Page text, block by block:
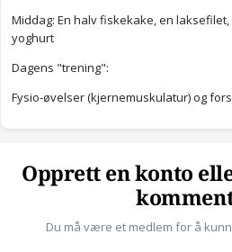
Middag: En halv fiskekake, en
yoghurt
Dagens "trening":
Fysio-øvelser (kjernemuskulatur) og
Opprett en konto
Du må være et medlem for å